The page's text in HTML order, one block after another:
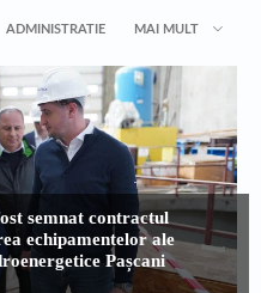
ADMINISTRATIE MAI MULT
semnat contractul
echipamentelor ale
Pașcani